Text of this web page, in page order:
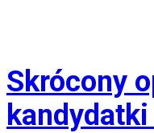
Skrócony